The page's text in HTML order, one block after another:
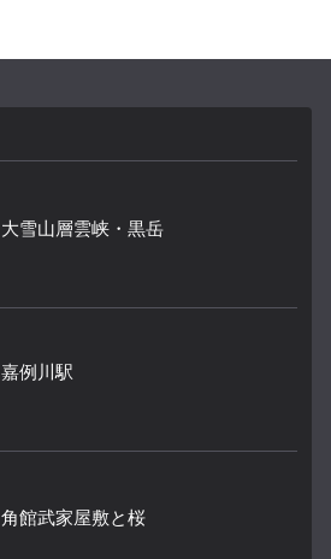
大雪山層雲峡・黒岳
嘉例川駅
角館武家屋敷と桜